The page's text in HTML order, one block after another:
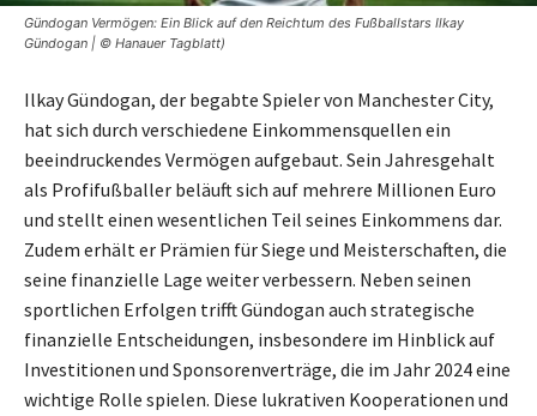
Gündogan Vermögen: Ein Blick auf den Reichtum des Fußballstars Ilkay
Gündogan | © Hanauer Tagblatt)
Ilkay Gündogan, der begabte Spieler von Manchester City,
hat sich durch verschiedene Einkommensquellen ein
beeindruckendes Vermögen aufgebaut. Sein Jahresgehalt
als Profifußballer beläuft sich auf mehrere Millionen Euro
und stellt einen wesentlichen Teil seines Einkommens dar.
Zudem erhält er Prämien für Siege und Meisterschaften, die
seine finanzielle Lage weiter verbessern. Neben seinen
sportlichen Erfolgen trifft Gündogan auch strategische
finanzielle Entscheidungen, insbesondere im Hinblick auf
Investitionen und Sponsorenverträge, die im Jahr 2024 eine
wichtige Rolle spielen. Diese lukrativen Kooperationen und